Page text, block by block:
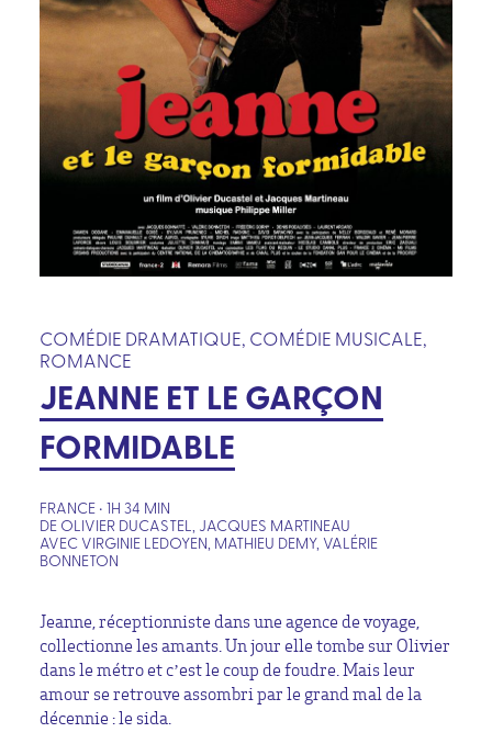
COMÉDIE DRAMATIQUE, COMÉDIE MUSICALE,
ROMANCE
JEANNE ET LE GARÇON
FORMIDABLE
FRANCE • 1H 34 MIN
DE OLIVIER DUCASTEL, JACQUES MARTINEAU
AVEC VIRGINIE LEDOYEN, MATHIEU DEMY, VALÉRIE
BONNETON
Jeanne, réceptionniste dans une agence de voyage,
collectionne les amants. Un jour elle tombe sur Olivier
dans le métro et c’est le coup de foudre. Mais leur
amour se retrouve assombri par le grand mal de la
décennie : le sida.